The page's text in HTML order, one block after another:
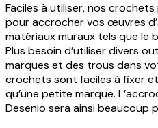
Faciles à utiliser, nos
pour accrocher vos œuvres
matériaux muraux tels que le
Plus besoin d’utiliser divers
marques et des trous dans
crochets sont faciles à fixer
qu’une petite marque.
Desenio sera ainsi beaucoup